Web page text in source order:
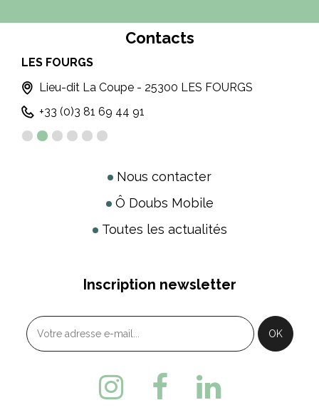
Contacts
LES FOURGS
Lieu-dit La Coupe - 25300 LES FOURGS
+33 (0)3 81 69 44 91
Nous contacter
Ô Doubs Mobile
Toutes les actualités
Inscription newsletter